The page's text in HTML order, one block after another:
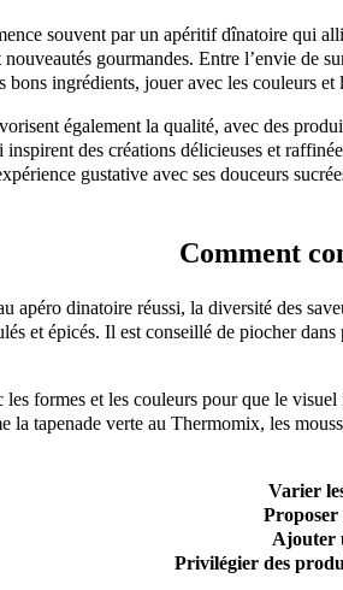
souvent par un apéritif dînatoire qui
gourmandes. Entre l’envie de
bons ingrédients, jouer avec les couleurs
également la qualité, avec des
inspirent des créations délicieuses et
gustative avec ses douceurs
Comment
apéro dinatoire réussi, la diversité des
et épicés. Il est conseillé de piocher
formes et les couleurs pour que le
la tapenade verte au Thermomix, les
Varier
Proposer
Ajouter
Privilégier des